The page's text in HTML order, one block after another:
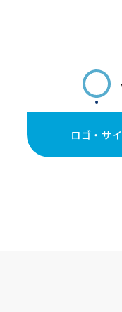
ロゴ・サ